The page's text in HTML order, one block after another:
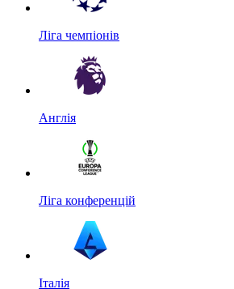
Ліга чемпіонів
Англія
Ліга конференцій
Італія